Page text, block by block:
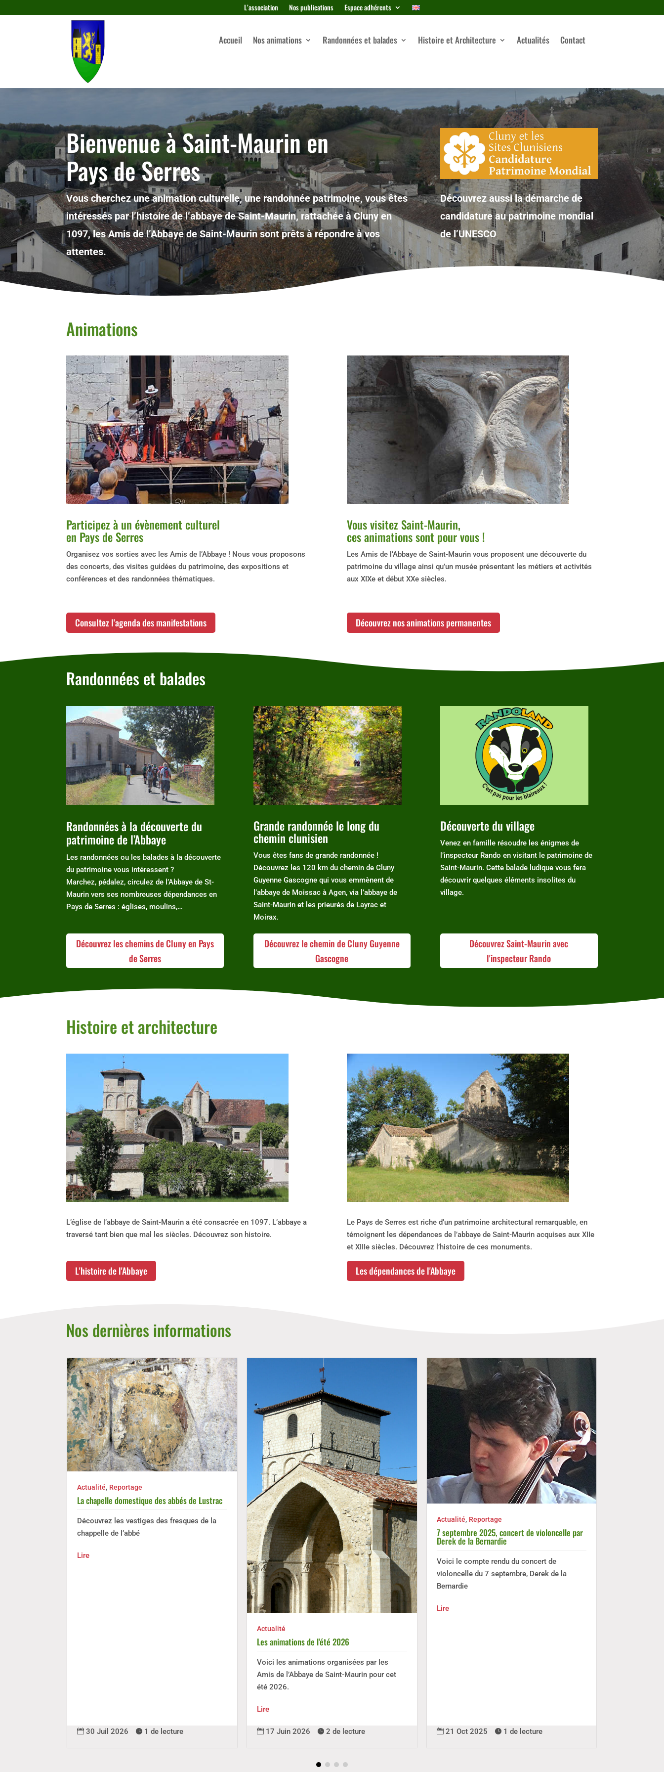
L’association Nos publications Espace adhérents
Accueil Nos animations Randonnées et balades Histoire et Architecture Actualités Contact
Bienvenue à Saint-Maurin en
Pays de Serres
Vous cherchez une animation culturelle, une randonnée patrimoine, vous êtes
intéressés par l’histoire de l’abbaye de Saint-Maurin, rattachée à Cluny en
1097, les Amis de l’Abbaye de Saint-Maurin sont prêts à répondre à vos
attentes.
Découvrez aussi la démarche de
candidature au patrimoine mondial
de l’UNESCO
Animations
Participez à un évènement culturel
en Pays de Serres
Organisez vos sorties avec les Amis de l’Abbaye ! Nous vous proposons
des concerts, des visites guidées du patrimoine, des expositions et
conférences et des randonnées thématiques.
Consultez l'agenda des manifestations
Vous visitez Saint-Maurin,
ces animations sont pour vous !
Les Amis de l’Abbaye de Saint-Maurin vous proposent une découverte du
patrimoine du village ainsi qu’un musée présentant les métiers et activités
aux XIXe et début XXe siècles.
Découvrez nos animations permanentes
Randonnées et balades
Randonnées à la découverte du
patrimoine de l’Abbaye
Les randonnées ou les balades à la découverte
du patrimoine vous intéressent ?
Marchez, pédalez, circulez de l’Abbaye de St-
Maurin vers ses nombreuses dépendances en
Pays de Serres : églises, moulins,…
Découvrez les chemins de Cluny en Pays
de Serres
Grande randonnée le long du
chemin clunisien
Vous êtes fans de grande randonnée !
Découvrez les 120 km du chemin de Cluny
Guyenne Gascogne qui vous emmènent de
l’abbaye de Moissac à Agen, via l’abbaye de
Saint-Maurin et les prieurés de Layrac et
Moirax.
Découvrez le chemin de Cluny Guyenne
Gascogne
Découverte du village
Venez en famille résoudre les énigmes de
l’inspecteur Rando en visitant le patrimoine de
Saint-Maurin. Cette balade ludique vous fera
découvrir quelques éléments insolites du
village.
Découvrez Saint-Maurin avec
l'inspecteur Rando
Histoire et architecture
L’église de l’abbaye de Saint-Maurin a été consacrée en 1097. L’abbaye a
traversé tant bien que mal les siècles. Découvrez son histoire.
L'histoire de l'Abbaye
Le Pays de Serres est riche d’un patrimoine architectural remarquable, en
témoignent les dépendances de l’abbaye de Saint-Maurin acquises aux XIIe
et XIIIe siècles. Découvrez l’histoire de ces monuments.
Les dépendances de l'Abbaye
Nos dernières informations
Actualité, Reportage
La chapelle domestique des abbés de Lustrac
Découvrez les vestiges des fresques de la
chappelle de l’abbé
Lire
 30 Juil 2026  1 de lecture
Actualité
Les animations de l’été 2026
Voici les animations organisées par les
Amis de l’Abbaye de Saint-Maurin pour cet
été 2026.
Lire
 17 Juin 2026  2 de lecture
Actualité, Reportage
7 septembre 2025, concert de violoncelle par
Derek de la Bernardie
Voici le compte rendu du concert de
violoncelle du 7 septembre, Derek de la
Bernardie
Lire
 21 Oct 2025  1 de lecture